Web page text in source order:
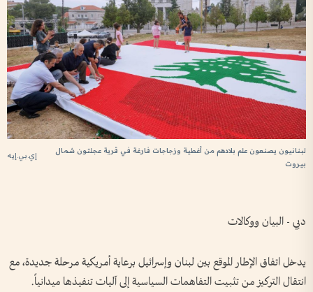
إي.بي.إيه
لبنانيون يصنعون علم بلادهم من أغطية وزجاجات فارغة في قرية عجلتون شمال
بيروت
دبي - البيان ووكالات
يدخل اتفاق الإطار الموقع بين لبنان وإسرائيل برعاية أمريكية مرحلة جديدة، مع
انتقال التركيز من تثبيت التفاهمات السياسية إلى آليات تنفيذها ميدانياً.